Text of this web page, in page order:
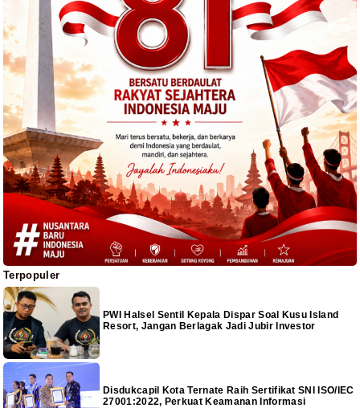
Terpopuler
PWI Halsel Sentil Kepala Dispar Soal Kusu Island
Resort, Jangan Berlagak Jadi Jubir Investor
Disdukcapil Kota Ternate Raih Sertifikat SNI ISO/IEC
27001:2022, Perkuat Keamanan Informasi